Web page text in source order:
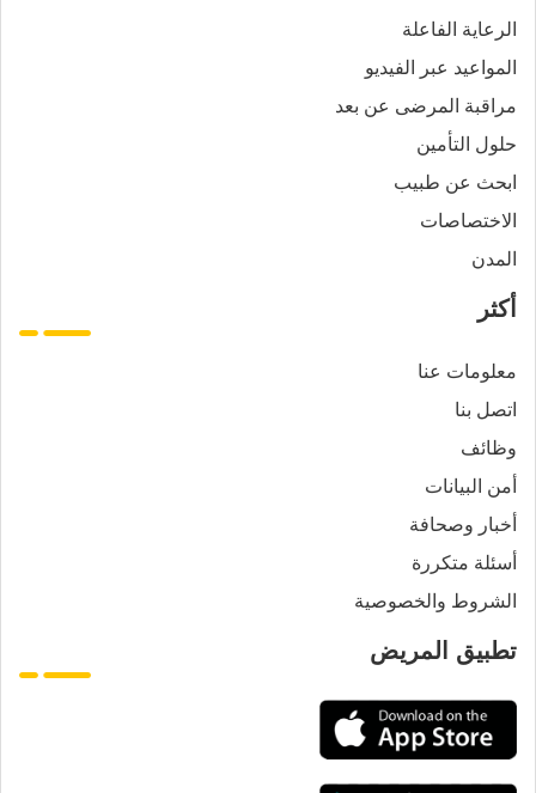
الرعاية الفاعلة
المواعيد عبر الفيديو
مراقبة المرضى عن بعد
حلول التأمين
ابحث عن طبيب
الاختصاصات
المدن
أكثر
معلومات عنا
اتصل بنا
وظائف
أمن البيانات
أخبار وصحافة
أسئلة متكررة
الشروط والخصوصية
تطبيق المريض